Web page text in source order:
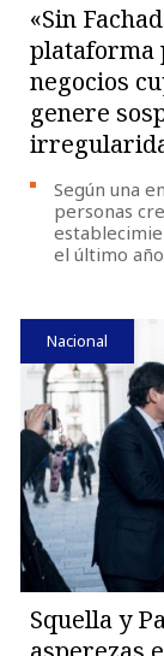
«Sin
plataforma
negocios
genere
Según una
personas
el último
Nacional
Squella y